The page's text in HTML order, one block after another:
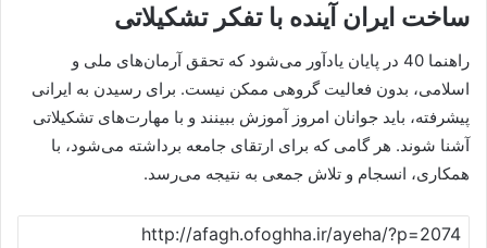
ساخت ایران آینده با تفکر تشکیلاتی
راهنما 40 در پایان یادآور می‌شود که تحقق آرمان‌های ملی و
اسلامی، بدون فعالیت گروهی ممکن نیست. برای رسیدن به ایرانی
پیشرفته، باید جوانان امروز آموزش ببینند و با مهارت‌های تشکیلاتی
آشنا شوند. هر گامی که برای ارتقای جامعه برداشته می‌شود، با
همکاری، انسجام و تلاش جمعی به نتیجه می‌رسد.